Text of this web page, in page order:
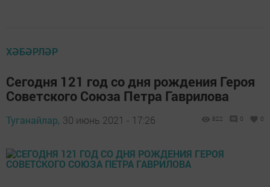
ХӘБӘРЛӘР
Сегодня 121 год со дня рождения Героя
Советского Союза Петра Гаврилова
Туганайлар, 30 июнь 2021 - 17:26 822 0 0